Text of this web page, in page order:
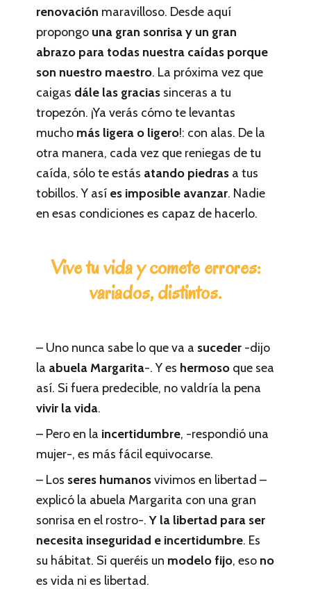
renovación maravilloso. Desde aquí
propongo una gran sonrisa y un gran
abrazo para todas nuestra caídas porque
son nuestro maestro. La próxima vez que
caigas dále las gracias sinceras a tu
tropezón. ¡Ya verás cómo te levantas
mucho más ligera o ligero!: con alas. De la
otra manera, cada vez que reniegas de tu
caída, sólo te estás atando piedras a tus
tobillos. Y así es imposible avanzar. Nadie
en esas condiciones es capaz de hacerlo.
Vive tu vida y comete errores:
variados, distintos.
– Uno nunca sabe lo que va a suceder -dijo
la abuela Margarita-. Y es hermoso que sea
así. Si fuera predecible, no valdría la pena
vivir la vida.
– Pero en la incertidumbre, -respondió una
mujer-, es más fácil equivocarse.
– Los seres humanosvivimos en libertad –
explicó la abuela Margarita con una gran
sonrisa en el rostro-.Y la libertad para ser
necesita inseguridad e incertidumbre. Es
su hábitat. Si queréis un modelo fijo, eso no
es vida ni es libertad.